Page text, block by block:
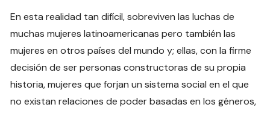
En esta realidad tan difícil, sobreviven las luchas de
muchas mujeres latinoamericanas pero también las
mujeres en otros países del mundo y; ellas, con la firme
decisión de ser personas constructoras de su propia
historia, mujeres que forjan un sistema social en el que
no existan relaciones de poder basadas en los géneros,